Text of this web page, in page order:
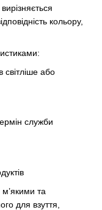
кольору,
світліше або
служби
та
для взуття,